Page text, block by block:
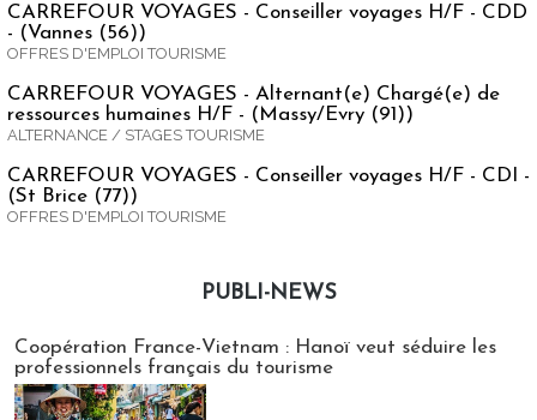
CARREFOUR VOYAGES - Conseiller voyages H/F - CDD
- (Vannes (56))
OFFRES D'EMPLOI TOURISME
CARREFOUR VOYAGES - Alternant(e) Chargé(e) de
ressources humaines H/F - (Massy/Evry (91))
ALTERNANCE / STAGES TOURISME
CARREFOUR VOYAGES - Conseiller voyages H/F - CDI -
(St Brice (77))
OFFRES D'EMPLOI TOURISME
PUBLI-NEWS
Coopération France-Vietnam : Hanoï veut séduire les
professionnels français du tourisme